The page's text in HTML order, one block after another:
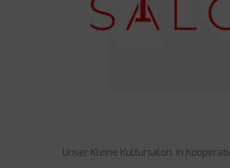
Unser Kleine Kultursalon, in